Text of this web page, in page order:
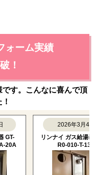
ォーム実績
！
す。こんなに喜んで頂
2026年3月4日
リンナイ ガス給湯器
R0-010-T-13A